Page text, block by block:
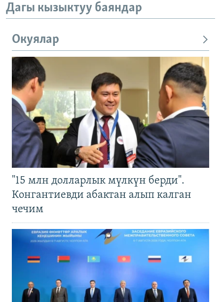
Дагы кызыктуу баяндар
Окуялар
"15 млн долларлык мүлкүн берди".
Конгантиевди абактан алып калган
чечим